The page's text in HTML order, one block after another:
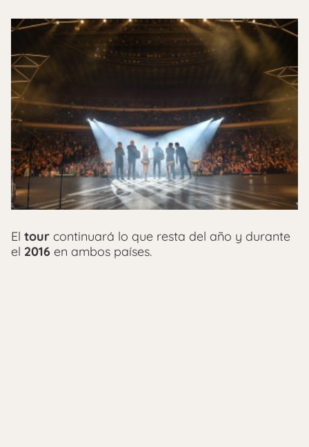
El tour continuará lo que resta del año y durante
el 2016 en ambos países.